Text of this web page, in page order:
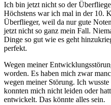
Ich bin jetzt nicht so der
Höchstens war ich mal in der 10.
Überflieger, weil da nur gute
jetzt nicht so ganz mein Fall.
Dinge so gut wie es geht
perfekt.
Wegen meiner
worden. Es haben mich zwar
wegen meiner Störung. Ich
konnten mich nicht leiden oder
entwickelt. Das könnte alles sein.